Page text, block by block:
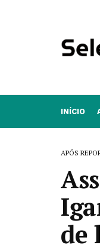
INÍCIO
APÓS
de